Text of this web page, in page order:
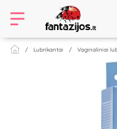
Lubrikantai Vaginaliniai